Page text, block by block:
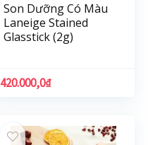
Son Dưỡng Có Màu
Laneige Stained
Glasstick (2g)
420.000,0₫